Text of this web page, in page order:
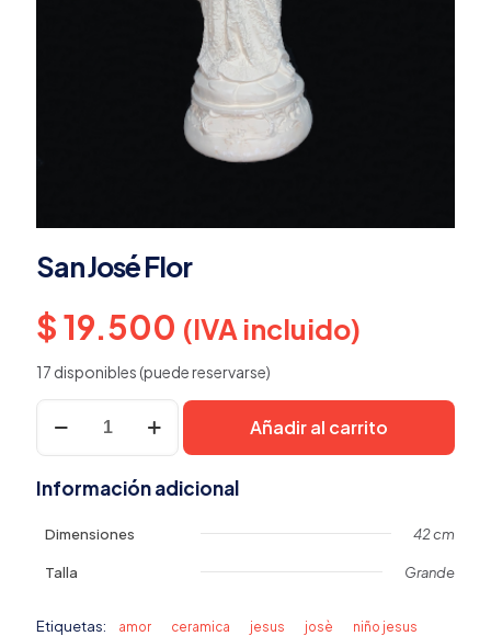
San José Flor
$19.500 (IVA incluido)
17 disponibles (puede reservarse)
San
José
Flor
Añadir al carrito
Información adicional
Dimensiones 42 cm
Talla Grande
Etiquetas: amor ceramica jesus josè
niño jesus